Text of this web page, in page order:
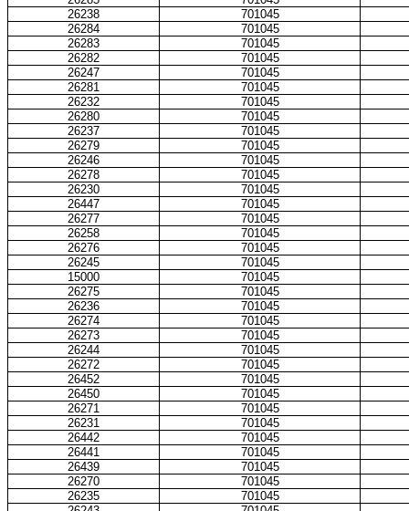
26238
701045
26284
701045
26283
701045
26282
701045
26247
701045
26281
701045
26232
701045
26280
701045
26237
701045
26279
701045
26246
701045
26278
701045
26230
701045
26447
701045
26277
701045
26258
701045
26276
701045
26245
701045
15000
701045
26275
701045
26236
701045
26274
701045
26273
701045
26244
701045
26272
701045
26452
701045
26450
701045
26271
701045
26231
701045
26442
701045
26441
701045
26439
701045
26270
701045
26235
701045